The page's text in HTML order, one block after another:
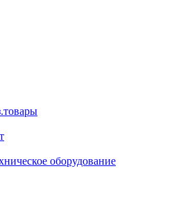
оборудование